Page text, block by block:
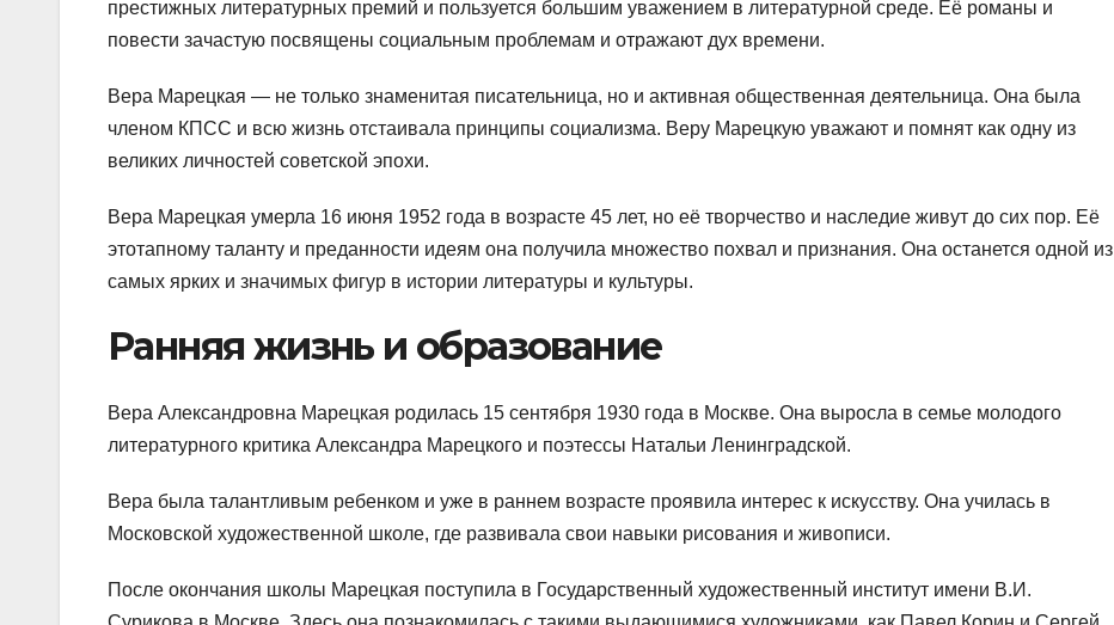
престижных литературных премий и пользуется большим уважением в литературной среде. Её романы и
повести зачастую посвящены социальным проблемам и отражают дух времени.
Вера Марецкая — не только знаменитая писательница, но и активная общественная деятельница. Она была
членом КПСС и всю жизнь отстаивала принципы социализма. Веру Марецкую уважают и помнят как одну из
великих личностей советской эпохи.
Вера Марецкая умерла 16 июня 1952 года в возрасте 45 лет, но её творчество и наследие живут до сих пор. Её
этотапному таланту и преданности идеям она получила множество похвал и признания. Она останется одной из
самых ярких и значимых фигур в истории литературы и культуры.
Ранняя жизнь и образование
Вера Александровна Марецкая родилась 15 сентября 1930 года в Москве. Она выросла в семье молодого
литературного критика Александра Марецкого и поэтессы Натальи Ленинградской.
Вера была талантливым ребенком и уже в раннем возрасте проявила интерес к искусству. Она училась в
Московской художественной школе, где развивала свои навыки рисования и живописи.
После окончания школы Марецкая поступила в Государственный художественный институт имени В.И.